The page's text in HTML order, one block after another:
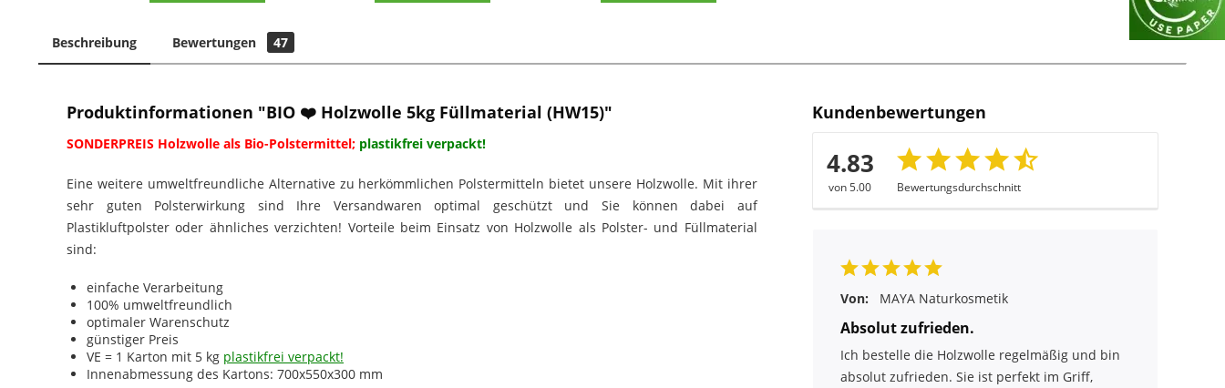
Beschreibung Bewertungen 47
Produktinformationen "BIO ❤️ Holzwolle 5kg Füllmaterial (HW15)"
SONDERPREIS Holzwolle als Bio-Polstermittel; plastikfrei verpackt!
Eine weitere umweltfreundliche Alternative zu herkömmlichen Polstermitteln bietet unsere Holzwolle. Mit ihrer
sehr guten Polsterwirkung sind Ihre Versandwaren optimal geschützt und Sie können dabei auf
Plastikluftpolster oder ähnliches verzichten! Vorteile beim Einsatz von Holzwolle als Polster- und Füllmaterial
sind:
einfache Verarbeitung
100% umweltfreundlich
optimaler Warenschutz
günstiger Preis
VE = 1 Karton mit 5 kg plastikfrei verpackt!
Innenabmessung des Kartons: 700x550x300 mm
Kundenbewertungen
4.83
von 5.00 Bewertungsdurchschnitt
Von: MAYA Naturkosmetik
Absolut zufrieden.
Ich bestelle die Holzwolle regelmäßig und bin
absolut zufrieden. Sie ist perfekt im Griff,